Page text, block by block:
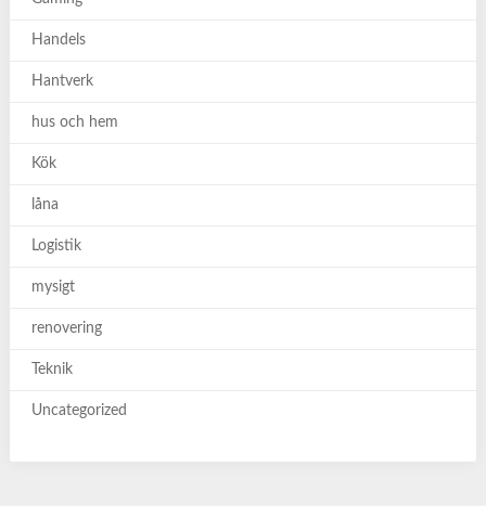
Handels
Hantverk
hus och hem
Kök
låna
Logistik
mysigt
renovering
Teknik
Uncategorized